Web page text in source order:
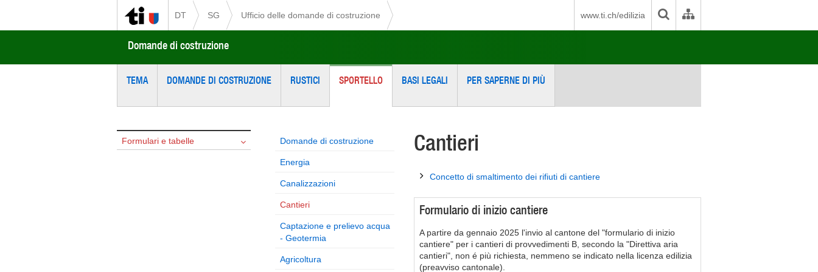
DT SG Ufficio delle domande di costruzione www.ti.ch/edilizia
Domande di costruzione
TEMA DOMANDE DI COSTRUZIONE RUSTICI SPORTELLO BASI LEGALI PER SAPERNE DI PIÙ
Formulari e tabelle Domande di costruzione
Energia
Canalizzazioni
Cantieri
Captazione e prelievo acqua
- Geotermia
Agricoltura
Cantieri
Concetto di smaltimento dei rifiuti di cantiere
Formulario di inizio cantiere
A partire da gennaio 2025 l'invio al cantone del "formulario di inizio
cantiere" per i cantieri di provvedimenti B, secondo la "Direttiva aria
cantieri", non é più richiesta, nemmeno se indicato nella licenza edilizia
(preavviso cantonale).